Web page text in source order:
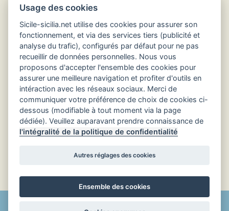
Hôtels en Sicile
Retour au début
Langue :
Usage des cookies
Sicile-sicilia.net utilise des cookies pour assurer son
fonctionnement, et via des services tiers (publicité et
analyse du trafic), configurés par défaut pour ne pas
recueillir de données personnelles. Nous vous
proposons d'accepter l'ensemble des cookies pour
assurer une meilleure navigation et profiter d'outils en
intéraction avec les réseaux sociaux. Merci de
communiquer votre préférence de choix de cookies ci-
dessous (modifiable à tout moment via la page
dédiée). Veuillez auparavant prendre connaissance de
l'intégralité de la politique de confidentialité
Autres réglages des cookies
Ensemble des cookies